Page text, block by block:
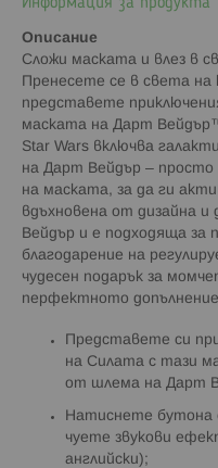
Описание
Сложи маската и влез в
Пренесете се в света на
представете
маската на Дарт
Star Wars включва
на Дарт Вейдър –
на маската, за да ги
вдъхновена от дизайна
Вейдър и е подходяща за
благодарение на
чудесен подарък за
перфектното
Представете си
на Силата с тази
от шлема на Дарт
Натиснете бутона
чуете звукови
английски);